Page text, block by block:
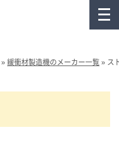
» 緩衝材製造機のメーカー一覧» ス